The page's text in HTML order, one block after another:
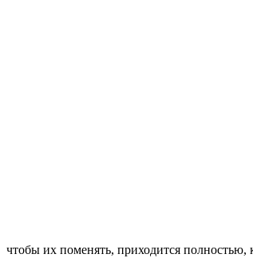
чтобы их поменять, приходится полностью,